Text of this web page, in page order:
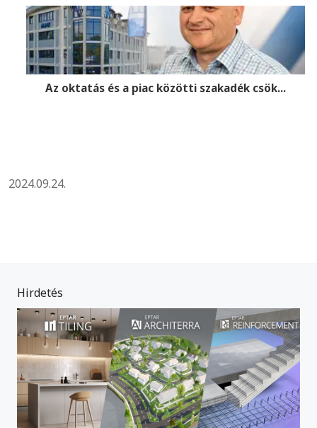
Az oktatás és a piac közötti szakadék csök...
2024.09.24.
Hirdetés